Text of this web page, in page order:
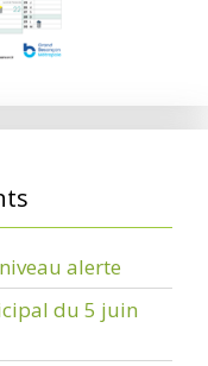
alerte
du 5 juin